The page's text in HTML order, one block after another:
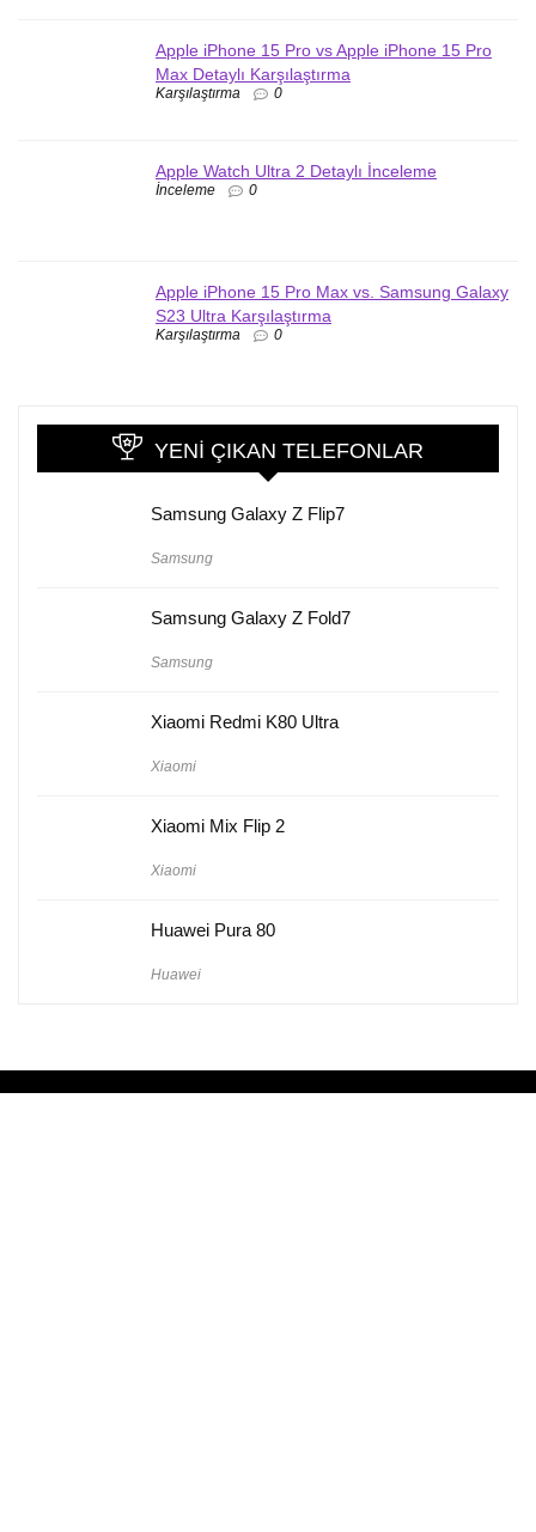
Apple iPhone 15 Pro vs Apple iPhone 15 Pro
Max Detaylı Karşılaştırma
Karşılaştırma 0
Apple Watch Ultra 2 Detaylı İnceleme
İnceleme 0
Apple iPhone 15 Pro Max vs. Samsung Galaxy
S23 Ultra Karşılaştırma
Karşılaştırma 0
YENI ÇIKAN TELEFONLAR
Samsung Galaxy Z Flip7
Samsung
Samsung Galaxy Z Fold7
Samsung
Xiaomi Redmi K80 Ultra
Xiaomi
Xiaomi Mix Flip 2
Xiaomi
Huawei Pura 80
Huawei